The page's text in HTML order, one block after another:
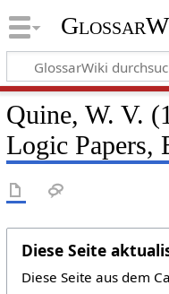
Quine, W. V.
Logic Papers,
Diese Seite
Diese Seite aus dem